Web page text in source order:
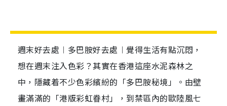
週末好去處︱多巴胺好去處︱覺得生活有點沉悶，
想在週末注入色彩？其實在香港這座水泥森林之
中，隱藏着不少色彩繽紛的「多巴胺秘境」。由壁
畫滿滿的「港版彩虹眷村」，到禁區內的歐陸風七